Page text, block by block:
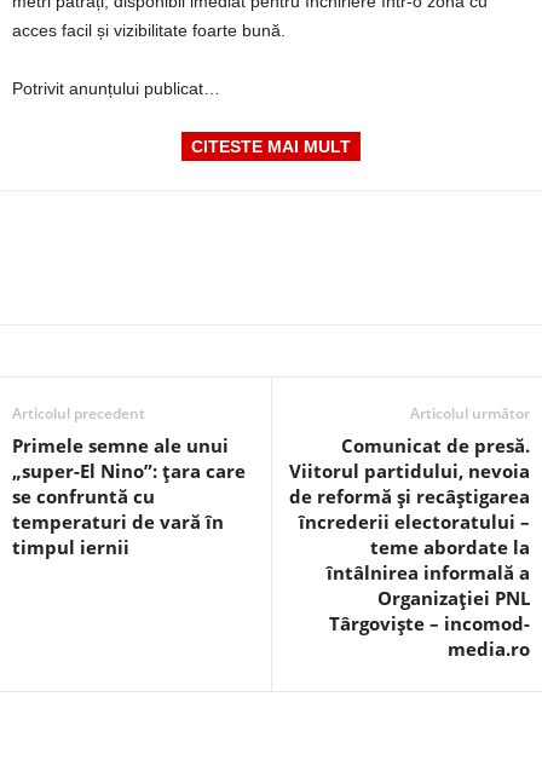
acces facil și vizibilitate foarte bună.
Potrivit anunțului publicat…
CITESTE MAI MULT
Articolul precedent
Primele semne ale unui
„super-El Nino”: țara care
se confruntă cu
temperaturi de vară în
timpul iernii
Articolul următor
Comunicat de presă.
Viitorul partidului, nevoia
de reformă și recâștigarea
încrederii electoratului –
teme abordate la
întâlnirea informală a
Organizației PNL
Târgoviște – incomod-
media.ro